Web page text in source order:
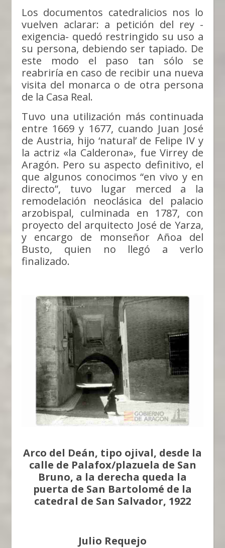
Los documentos catedralicios nos lo
vuelven aclarar: a petición del rey -
exigencia- quedó restringido su uso a
su persona, debiendo ser tapiado. De
este modo el paso tan sólo se
reabriría en caso de recibir una nueva
visita del monarca o de otra persona
de la Casa Real.
Tuvo una utilización más continuada
entre 1669 y 1677, cuando Juan José
de Austria, hijo ‘natural’ de Felipe IV y
la actriz «la Calderona», fue Virrey de
Aragón. Pero su aspecto definitivo, el
que algunos conocimos “en vivo y en
directo”, tuvo lugar merced a la
remodelación neoclásica del palacio
arzobispal, culminada en 1787, con
proyecto del arquitecto José de Yarza,
y encargo de monseñor Añoa del
Busto, quien no llegó a verlo
finalizado.
Arco del Deán, tipo ojival, desde la
calle de Palafox/plazuela de San
Bruno, a la derecha queda la
puerta de San Bartolomé de la
catedral de San Salvador, 1922
Julio Requejo